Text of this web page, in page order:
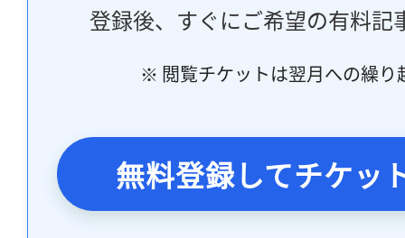
登録後、すぐにご希望の有料記
※ 閲覧チケットは翌月への繰り
無料登録してチケッ